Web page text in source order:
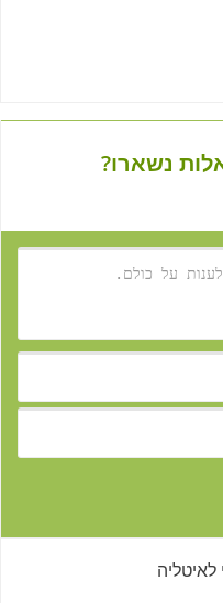
נשארו?
לאיטליה